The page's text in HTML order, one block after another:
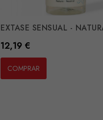
EXTASE SENSUAL -
Preço
12,19 €
COMPRAR